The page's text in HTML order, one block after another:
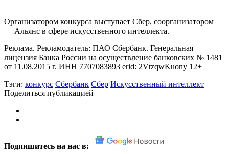
Организатором конкурса выступает Сбер, соорганизатором
— Альянс в сфере искусственного интеллекта.
Реклама. Рекламодатель: ПАО Сбербанк. Генеральная
лицензия Банка России на осуществление банковских № 1481
от 11.08.2015 г. ИНН 7707083893 erid: 2VtzqwKuony 12+
Тэги: конкурс Сбербанк Сбер Искусственный интеллект
Поделиться публикацией
Подпишитесь на нас в: